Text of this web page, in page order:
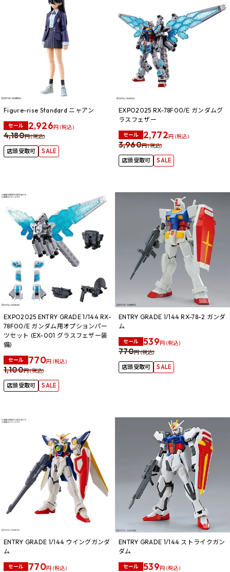
Figure-rise Standard ニャアン
セール 2,926円 (税込)
4,180円 (税込)
店頭受取可 SALE
EXPO2025 RX-78F00/E ガンダムグ
ラスフェザー
セール 2,772円 (税込)
3,960円 (税込)
店頭受取可 SALE
EXPO2025 ENTRY GRADE 1/144 RX-
78F00/E ガンダム用オプションパー
ツセット (EX-001 グラスフェザー装
備)
セール 770円 (税込)
1,100円 (税込)
店頭受取可 SALE
ENTRY GRADE 1/144 RX-78-2 ガンダ
ム
セール 539円 (税込)
770円 (税込)
店頭受取可 SALE
ENTRY GRADE 1/144 ウイングガンダ
ム
セール 770円 (税込)
ENTRY GRADE 1/144 ストライクガン
ダム
セール 539円 (税込)